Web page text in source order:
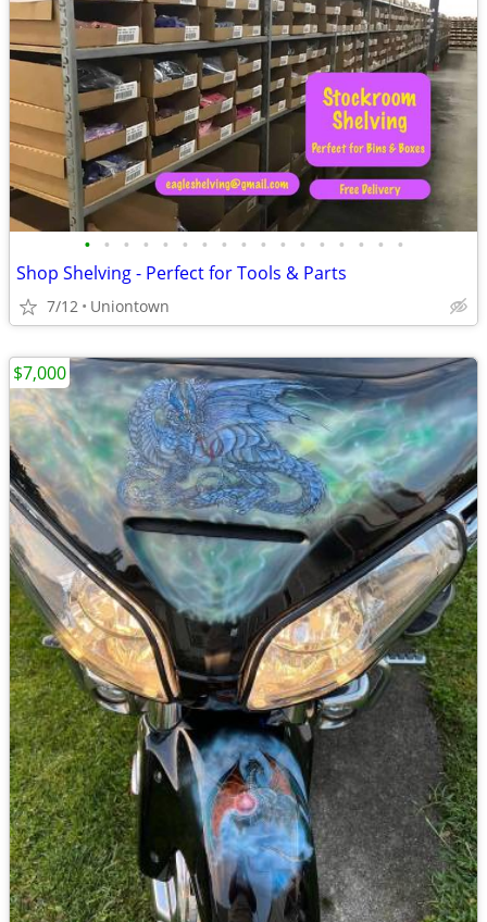
• • • • • • • • • • • • • • • • •
Shop Shelving - Perfect for Tools & Parts
7/12 Uniontown
$7,000